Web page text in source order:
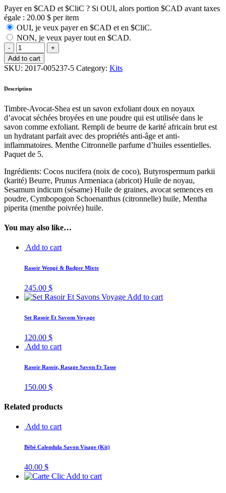
Payer en $CAD et $CliC ? Si OUI, alors portion $CAD avant taxes
égale : 20.00 $ per item
OUI, je veux payer en $CAD et en $CliC.
NON, je veux payer tout en $CAD.
Add to cart
SKU: 2017-005237-5 Category: Kits
Description
Timbre-Avocat-Shea est un savon exfoliant doux en noyaux
d’avocat séchées broyées en une poudre qui est utilisée dans le
savon comme exfoliant. Rempli de beurre de karité africain brut est
un hydratant parfait avec des propriétés anti-âge et anti-
inflammatoires. Menthe Citronnelle parfume d’huiles essentielles.
Paquet de 5.
Ingrédients: Cocos nucifera (noix de coco), Butyrospermum parkii
(karité) Beurre, Prunus Armeniaca (abricot) Huile de noyau,
Sesamum indicum (sésame) Huile de graines, avocat semences en
poudre, Cymbopogon Schoenanthus (citronnelle) huile, Mentha
piperita (menthe poivrée) huile.
You may also like…
Add to cart
Rasoir Wengé & Badger Mixte
245.00 $
Add to cart
Set Rasoir Et Savons Voyage
120.00 $
Add to cart
Rasoir Rasoir, Rasage Savon Et Tasse
150.00 $
Related products
Add to cart
Bébé Calendula Savon Visage (Kit)
40.00 $
Add to cart